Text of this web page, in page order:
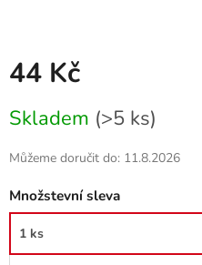
44 Kč
cena:
Skladem (>5 ks)
Můžeme doručit do: 11.8.2026
Množstevní sleva
1 ks